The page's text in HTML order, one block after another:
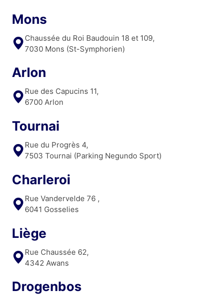
Mons
Chaussée du Roi Baudouin 18 et 109,
7030 Mons (St-Symphorien)
Arlon
Rue des Capucins 11,
6700 Arlon
Tournai
Rue du Progrès 4,
7503 Tournai (Parking Negundo Sport)
Charleroi
Rue Vandervelde 76 ,
6041 Gosselies
Liège
Rue Chaussée 62,
4342 Awans
Drogenbos